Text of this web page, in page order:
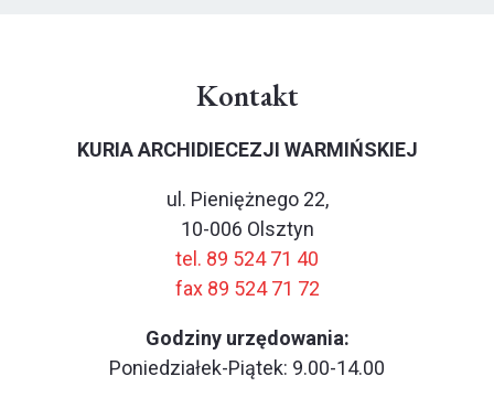
Kontakt
KURIA ARCHIDIECEZJI WARMIŃSKIEJ
ul. Pieniężnego 22,
10-006 Olsztyn
tel. 89 524 71 40
fax 89 524 71 72
Godziny urzędowania:
Poniedziałek-Piątek: 9.00-14.00